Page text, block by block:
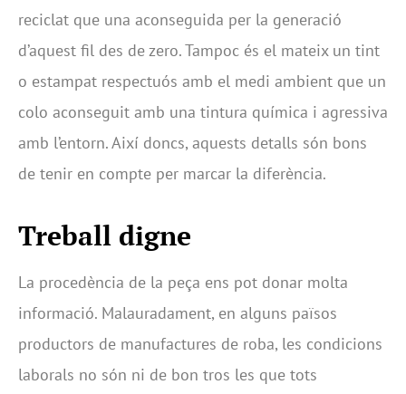
reciclat que una aconseguida per la generació
d’aquest fil des de zero. Tampoc és el mateix un tint
o estampat respectuós amb el medi ambient que un
colo aconseguit amb una tintura química i agressiva
amb l’entorn. Així doncs, aquests detalls són bons
de tenir en compte per marcar la diferència.
Treball digne
La procedència de la peça ens pot donar molta
informació. Malauradament, en alguns països
productors de manufactures de roba, les condicions
laborals no són ni de bon tros les que tots